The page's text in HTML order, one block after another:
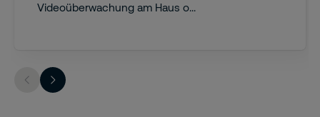
Videoüberwachung am Haus o...